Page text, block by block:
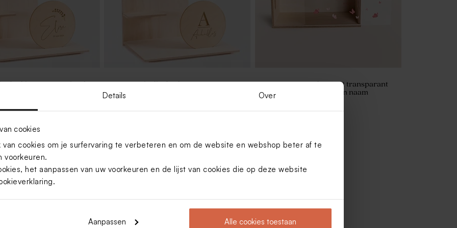
Details Over
cookies
cookies om je surfervaring te verbeteren en om de website en webshop beter af te
voorkeuren.
het aanpassen van uw voorkeuren en de lijst van cookies die op deze website
.
Aanpassen Alle cookies toestaan
presentatierek
Presentatie display hout voor
communie traktaties
Houten memorybox met transparant
deksel met vlindertjes en naam